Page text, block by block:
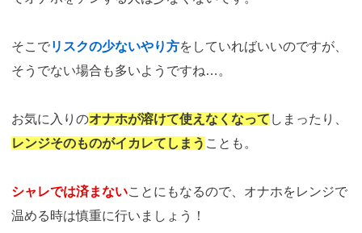
そこでリスクの少ないやり方をしていればいいのですが、
そうでない場合も多いようですね…。
お気に入りのオナホが溶けて使えなくなって しまったり、
レンジそのものがイカレてしまう ことも。
シャレでは済まないことにもなるので、オナホをレンジで
温める時は慎重に行いましょう！